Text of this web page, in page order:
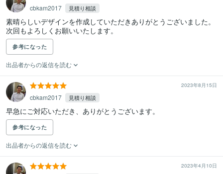
cbkam2017 見積り相談
素晴らしいデザインを作成していただきありがとうございました。
次回もよろしくお願いいたします。
参考になった
出品者からの返信を読む
2023年8月15日
cbkam2017 見積り相談
早急にご対応いただき、ありがとうございます。
参考になった
出品者からの返信を読む
2023年4月10日